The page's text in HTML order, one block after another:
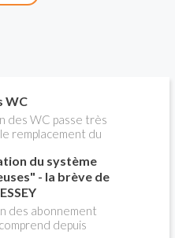
WC
des WC passe très
remplacement du
du système
- la brève de
des abonnement
depuis